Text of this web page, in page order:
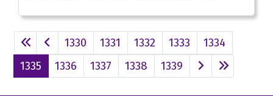
1330 1331 1332 1333
1334
1335
1336 1337 1338 1339